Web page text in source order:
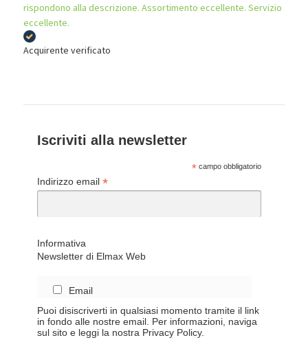
rispondono alla descrizione. Assortimento eccellente. Servizio
eccellente.
Acquirente verificato
Iscriviti alla newsletter
* campo obbligatorio
Indirizzo email *
Informativa
Newsletter di Elmax Web
Email
Puoi disiscriverti in qualsiasi momento tramite il link
in fondo alle nostre email. Per informazioni, naviga
sul sito e leggi la nostra Privacy Policy.